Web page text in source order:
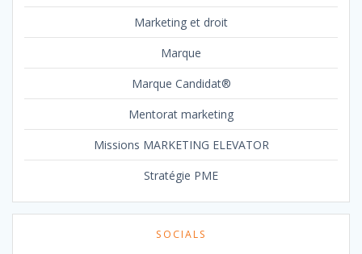
Marketing et droit
Marque
Marque Candidat®
Mentorat marketing
Missions MARKETING ELEVATOR
Stratégie PME
SOCIALS